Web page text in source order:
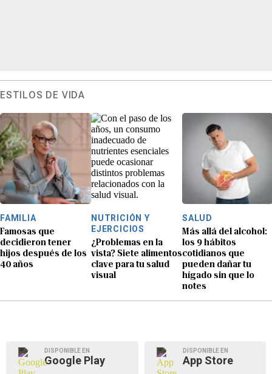
ESTILOS DE VIDA
FAMILIA
Famosas que
decidieron tener
hijos después de los
40 años
NUTRICIÓN Y
EJERCICIOS
¿Problemas en la
vista? Siete alimentos
clave para tu salud
visual
SALUD
Más allá del alcohol:
los 9 hábitos
cotidianos que
pueden dañar tu
hígado sin que lo
notes
DISPONIBLE EN
Google Play
DISPONIBLE EN
App Store